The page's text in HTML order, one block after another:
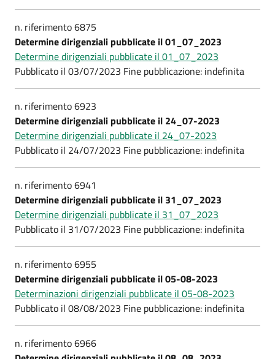
n. riferimento 6875
Determine dirigenziali pubblicate il 01_07_2023
Determine dirigenziali pubblicate il 01_07_2023
Pubblicato il 03/07/2023 Fine pubblicazione: indefinita
n. riferimento 6923
Determine dirigenziali pubblicate il 24_07-2023
Determine dirigenziali pubblicate il 24_07-2023
Pubblicato il 24/07/2023 Fine pubblicazione: indefinita
n. riferimento 6941
Determine dirigenziali pubblicate il 31_07_2023
Determine dirigenziali pubblicate il 31_07_2023
Pubblicato il 31/07/2023 Fine pubblicazione: indefinita
n. riferimento 6955
Determine dirigenziali pubblicate il 05-08-2023
Determinazioni dirigenziali pubblicate il 05-08-2023
Pubblicato il 08/08/2023 Fine pubblicazione: indefinita
n. riferimento 6966